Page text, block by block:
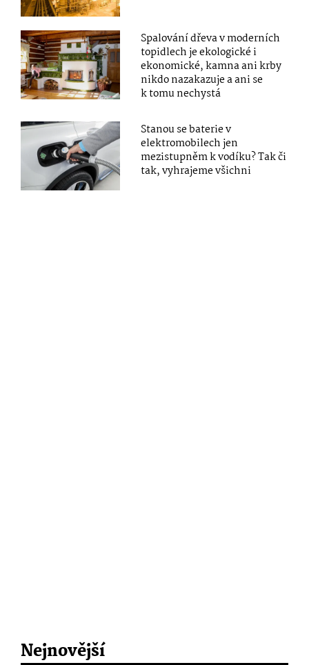
Spalování dřeva v moderních
topidlech je ekologické i
ekonomické, kamna ani krby
nikdo nazakazuje a ani se
k tomu nechystá
Stanou se baterie v
elektromobilech jen
mezistupněm k vodíku? Tak či
tak, vyhrajeme všichni
Nejnovější